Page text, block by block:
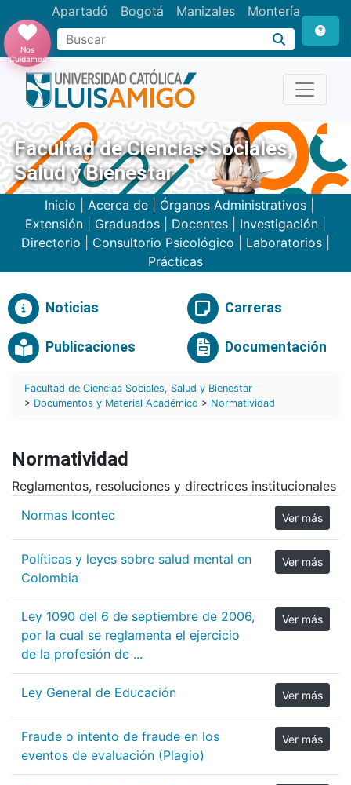
Apartadó Bogotá Manizales Montería
Buscar
Nos
Cuidamos
Facultad de Ciencias Sociales,
Salud y Bienestar
Inicio Acerca de Órganos Administrativos
Extensión
Graduados Docentes Investigación
Directorio
Consultorio Psicológico Laboratorios
Prácticas
Noticias Carreras
Publicaciones Documentación
Facultad de Ciencias Sociales, Salud y Bienestar
> Documentos y Material Académico > Normatividad
Normatividad
Reglamentos, resoluciones y directrices institucionales
Normas Icontec
Ver más
Políticas y leyes sobre salud mental en
Colombia
Ver más
Ley 1090 del 6 de septiembre de 2006,
por la cual se reglamenta el ejercicio
de la profesión de ...
Ver más
Ley General de Educación Ver más
Fraude o intento de fraude en los
eventos de evaluación (Plagio)
Ver más